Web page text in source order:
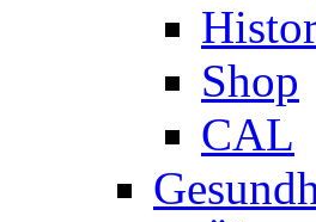
Shop
CAL